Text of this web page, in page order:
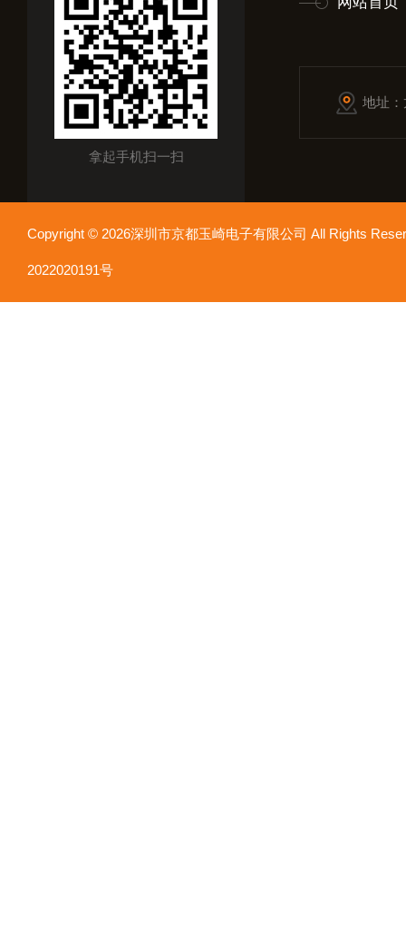
拿起手机扫一扫
地址
Copyright © 2026深圳市京都玉崎电子有限公司 All Rights
2022020191号